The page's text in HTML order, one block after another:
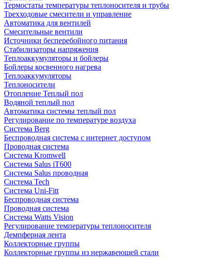
Термостаты температуры теплоносителя и трубы
Трехходовые смесители и управление
Автоматика для вентилей
Смесительные вентили
Источники бесперебойного питания
Стабилизаторы напряжения
Теплоаккумуляторы и бойлеры
Бойлеры косвенного нагрева
Теплоаккумуляторы
Теплоносители
Отопление Теплый пол
Водяной теплый пол
Автоматика системы теплый пол
Регулирование по температуре воздуха
Система Berg
Беспроводная система с интернет доступом
Проводная система
Система Kromwell
Система Salus iT600
Система Salus проводная
Система Tech
Система Uni-Fitt
Беспроводная система
Проводная система
Система Watts Vision
Регулирование температуры теплоносителя
Демпферная лента
Коллекторные группы
Коллекторные группы из нержавеющей стали